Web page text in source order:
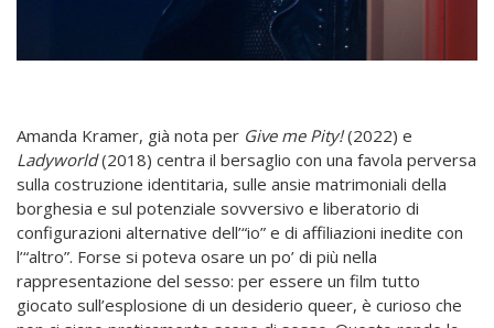
Amanda Kramer, già nota per Give me Pity!(2022) e
Ladyworld(2018) centra il bersaglio con una favola perversa
sulla costruzione identitaria, sulle ansie matrimoniali della
borghesia e sul potenziale sovversivo e liberatorio di
configurazioni alternative dell’“io” e di affiliazioni inedite con
l’“altro”. Forse si poteva osare un po’ di più nella
rappresentazione del sesso: per essere un film tutto
giocato sull’esplosione di un desiderio queer, è curioso che